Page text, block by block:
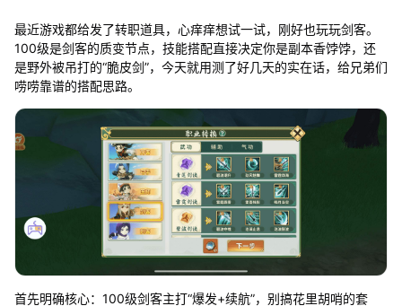
最近游戏都给发了转职道具，心痒痒想试一试，刚好也玩玩剑客。
100级是剑客的质变节点，技能搭配直接决定你是副本香饽饽，还
是野外被吊打的“脆皮剑”，今天就用测了好几天的实在话，给兄弟们
唠唠靠谱的搭配思路。
首先明确核心：100级剑客主打“爆发+续航”，别搞花里胡哨的套